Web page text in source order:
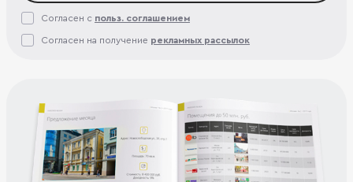
Согласен с польз. соглашением
Согласен на получение рекламных рассылок